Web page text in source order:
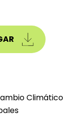
Climático